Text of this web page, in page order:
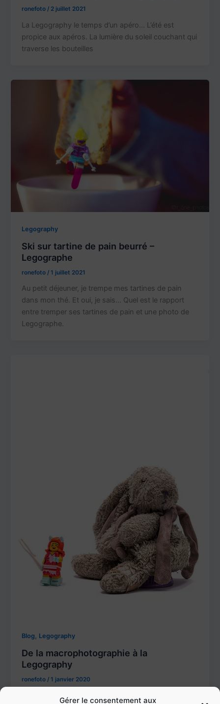
Gérer le consentement aux
ronefoto/ 2 juillet 2021
La Legography le temps d’un apéro… L’été est
propice aux apéros. La lumière du soleil couchant qui
traverse les bouteilles
Legography
Ski sur tartine de pain beurré –
Legographe
ronefoto /1 juillet 2021
Au petit déjeuner, je trempe mes tartines de pain
dans mon thé. Et oui, je sais… Quel est le rapport
entre tremper ses tartines de pain et une photo de
Legographe.
Blog , Legography
De la macrophotographie à la
Legography
ronefoto /1 janvier 2020
La macrophotographie Après avoir exploré plusieurs